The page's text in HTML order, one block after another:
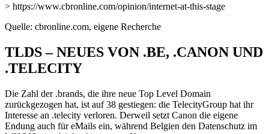
> https://www.cbronline.com/opinion/internet-at-this-stage
Quelle: cbronline.com, eigene Recherche
TLDS – NEUES VON .BE, .CANON UND
.TELECITY
Die Zahl der .brands, die ihre neue Top Level Domain
zurückgezogen hat, ist auf 38 gestiegen: die TelecityGroup hat ihr
Interesse an .telecity verloren. Derweil setzt Canon die eigene
Endung auch für eMails ein, während Belgien den Datenschutz im